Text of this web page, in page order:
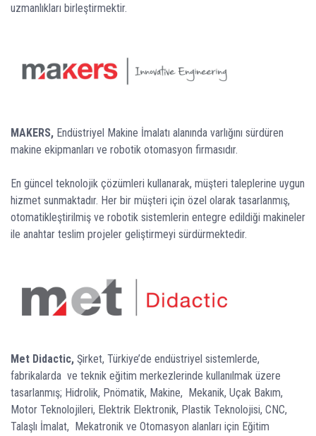
uzmanlıkları birleştirmektir.
MAKERS, Endüstriyel Makine İmalatı alanında varlığını sürdüren
makine ekipmanları ve robotik otomasyon firmasıdır.
En güncel teknolojik çözümleri kullanarak, müşteri taleplerine uygun
hizmet sunmaktadır. Her bir müşteri için özel olarak tasarlanmış,
otomatikleştirilmiş ve robotik sistemlerin entegre edildiği makineler
ile anahtar teslim projeler geliştirmeyi sürdürmektedir.
Met Didactic, Şirket, Türkiye’de endüstriyel sistemlerde,
fabrikalarda ve teknik eğitim merkezlerinde kullanılmak üzere
tasarlanmış; Hidrolik, Pnömatik, Makine, Mekanik, Uçak Bakım,
Motor Teknolojileri, Elektrik Elektronik, Plastik Teknolojisi, CNC,
Talaşlı İmalat, Mekatronik ve Otomasyon alanları için Eğitim